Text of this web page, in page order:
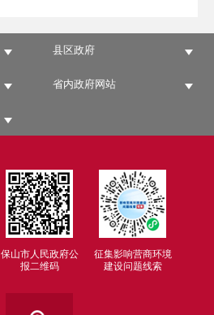
县区政府
省内政府网站
保山市人民政府公
报二维码
征集影响营商环境
建设问题线索